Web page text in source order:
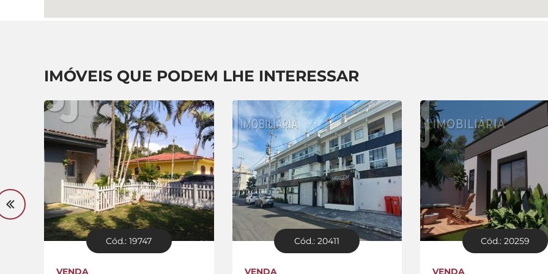
IMÓVEIS QUE PODEM LHE INTERESSAR
Cód.: 19747
VENDA
Cód.: 20411
VENDA
Cód.: 20259
VENDA